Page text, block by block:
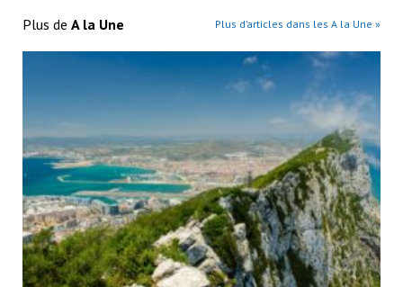
Plus de A la Une Plus d’articles dans les A la Une »